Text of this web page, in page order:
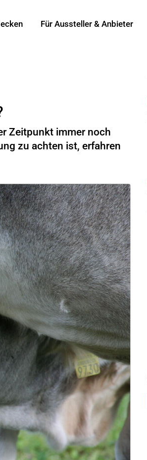
Für Aussteller & Anbieter
Zeitpunkt immer noch
zu achten ist, erfahren